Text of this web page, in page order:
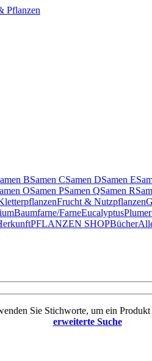
BSamen CSamen DSamen E
OSamen PSamen QSamen R
Frucht & Nutzpflanzen
Baumfarne/FarneEucalyptus
PFLANZEN SHOPBücher
Sie Stichworte, um ein
erweiterte Suche